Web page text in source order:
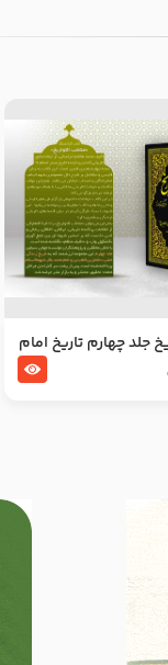
جلد چهارم تاریخ امام
امام محمد باقر